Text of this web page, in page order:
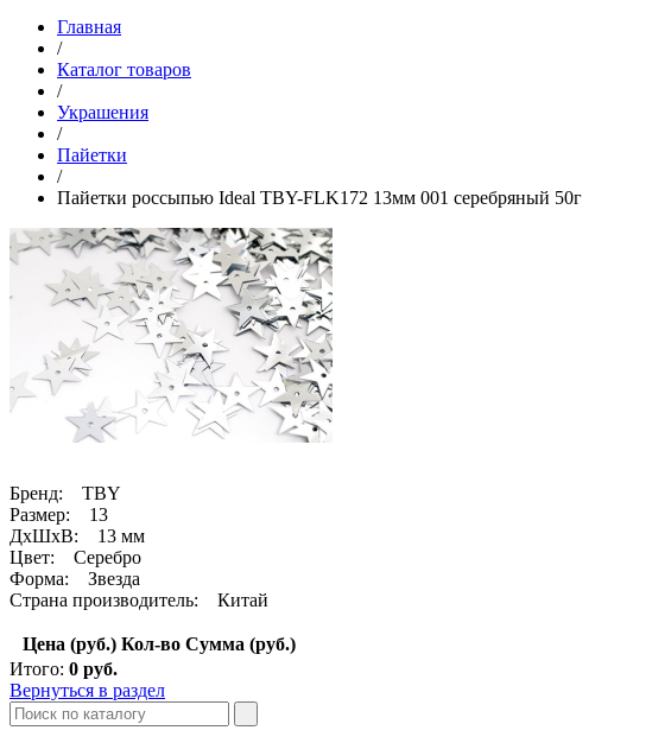
Главная
/
Каталог товаров
/
Украшения
/
Пайетки
/
Пайетки россыпью Ideal TBY-FLK172 13мм 001 серебряный 50г
Бренд: TBY
Размер: 13
ДхШхВ: 13 мм
Цвет: Серебро
Форма: Звезда
Страна производитель: Китай
Цена (руб.) Кол-во Сумма (руб.)
Итого: 0 руб.
Вернуться в раздел